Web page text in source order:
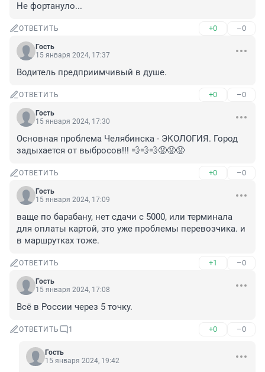
Не фортануло...
ОТВЕТИТЬ +0 –0
Гость
15 января 2024, 17:37
Водитель предприимчивый в душе.
ОТВЕТИТЬ +0 –0
Гость
15 января 2024, 17:30
Основная проблема Челябинска - ЭКОЛОГИЯ. Город
задыхается от выбросов!!! 💨💨💨😡😡😡
ОТВЕТИТЬ +0 –0
Гость
15 января 2024, 17:09
ваще по барабану, нет сдачи с 5000, или терминала
для оплаты картой, это уже проблемы перевозчика. и
в маршрутках тоже.
ОТВЕТИТЬ +1 –0
Гость
15 января 2024, 17:08
Всё в России через 5 точку.
ОТВЕТИТЬ 1 +0 –0
Гость
15 января 2024, 19:42